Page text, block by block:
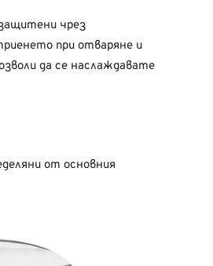
чрез
при отваряне и
да се наслаждавате
от основния